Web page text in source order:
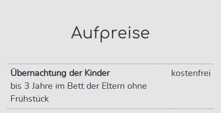
Aufpreise
Übernachtung der Kinder
bis 3 Jahre im Bett der Eltern ohne
Frühstück
kostenfrei